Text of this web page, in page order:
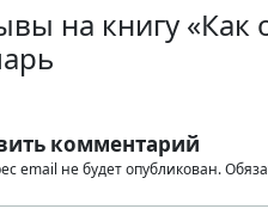
на книгу
комментарий
email не будет опубликован.